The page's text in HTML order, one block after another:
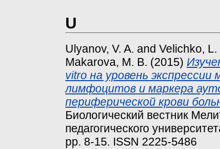
U
Ulyanov, V. A. and Velichko, L.
Makarova, M. B. (2015)
vitro на уровень
лимфоцитов и маркера
периферической крови
Биологический вестник
педагогического
pp. 8-15. ISSN 2225-5486